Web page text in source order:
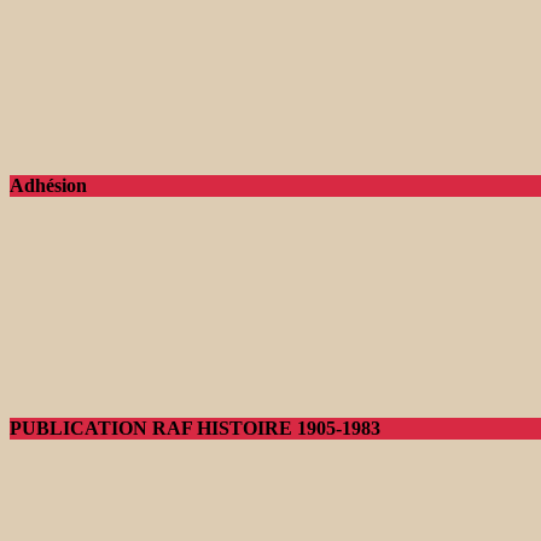
Adhésion
PUBLICATION RAF HISTOIRE 1905-1983